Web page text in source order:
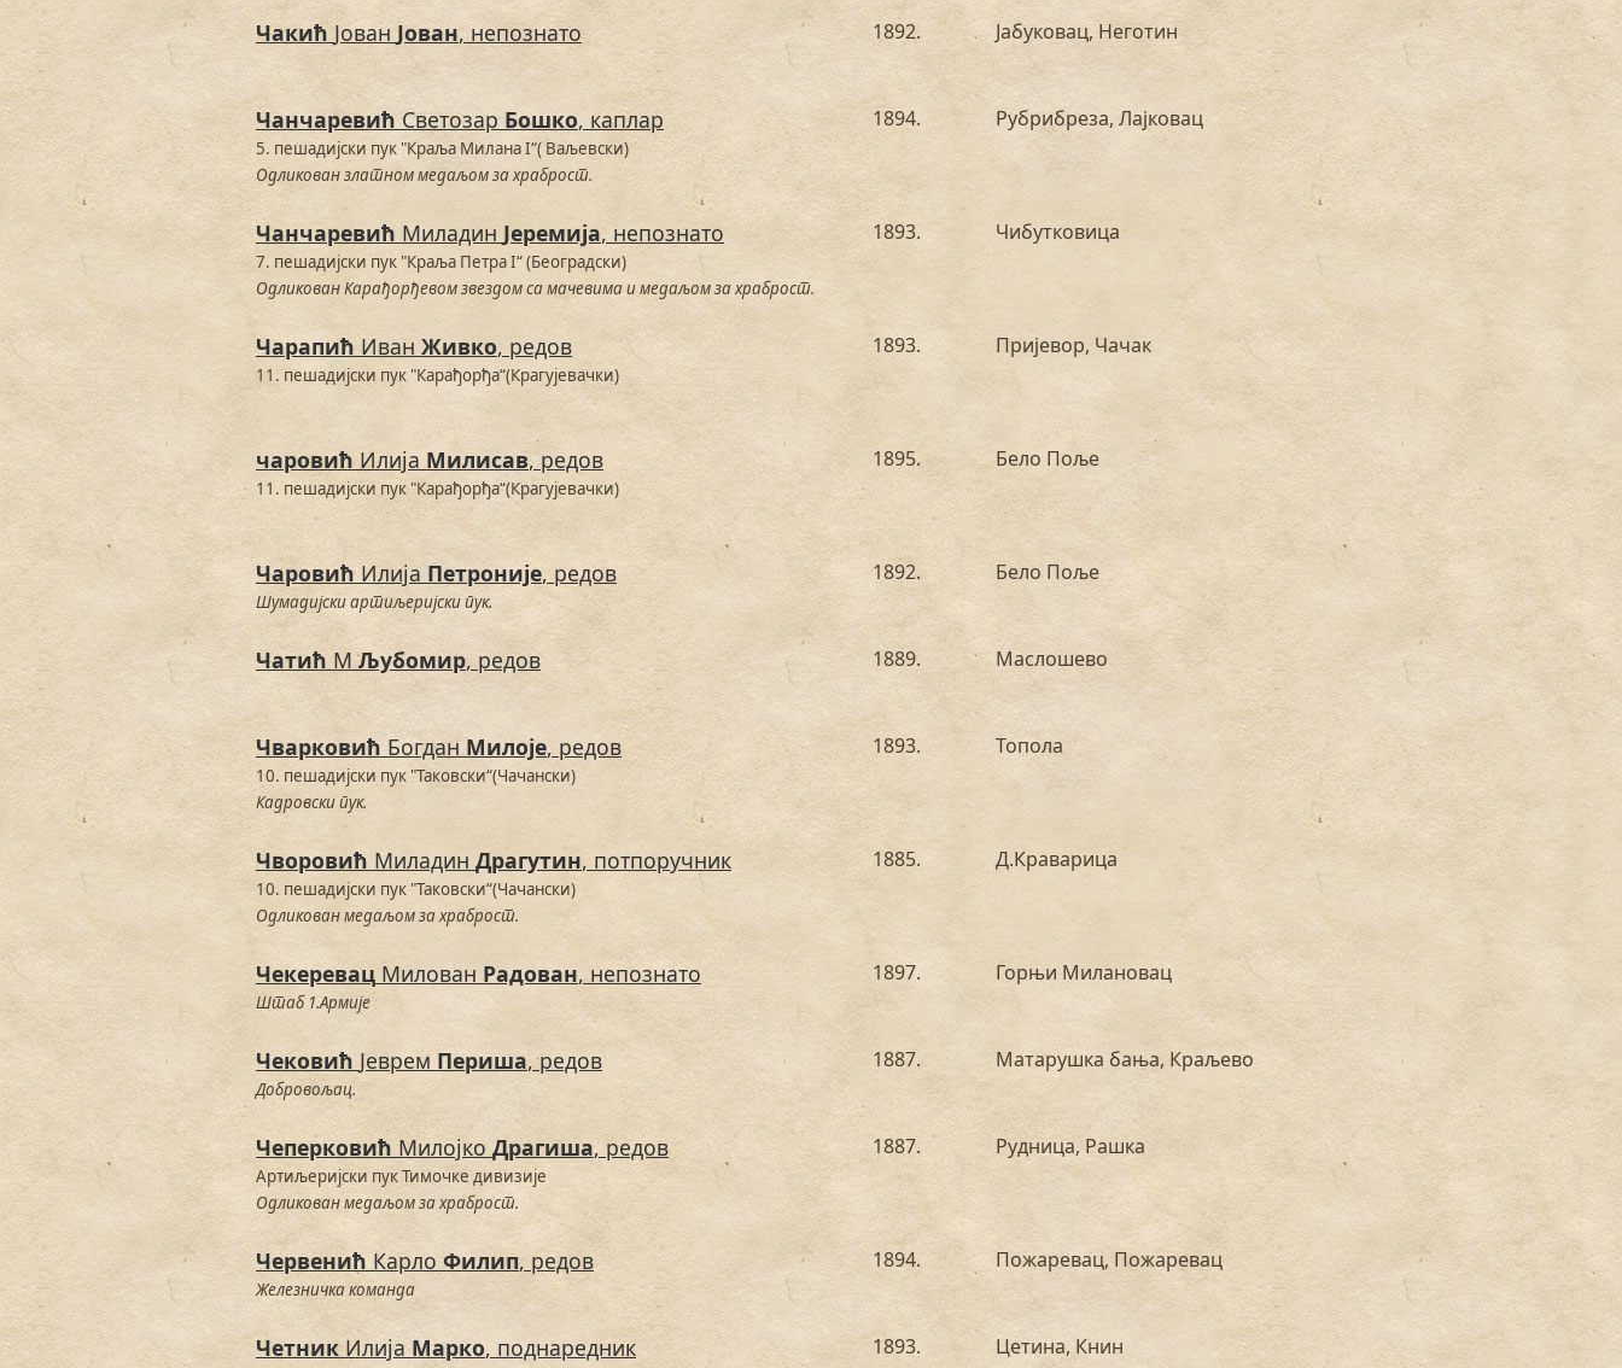
Чакић Јован Јован, непознато 1892. Јабуковац, Неготин
Чанчаревић Светозар Бошко, каплар
5. пешадијски пук "Краља Милана I“( Ваљевски)
Одликован златном медаљом за храброст.
1894. Рубрибреза, Лајковац
Чанчаревић Миладин Јеремија, непознато
7. пешадијски пук "Краља Петра I“ (Београдски)
Одликован Карађорђевом звездом са мачевима и медаљом за храброст.
1893. Чибутковица
Чарапић Иван Живко, редов
11. пешадијски пук "Карађорђа“(Крагујевачки)
1893. Пријевор, Чачак
чаровић Илија Милисав, редов
11. пешадијски пук "Карађорђа“(Крагујевачки)
1895. Бело Поље
Чаровић Илија Петроније, редов
Шумадијски артиљеријски пук.
1892. Бело Поље
Чатић МЉубомир, редов 1889. Маслошево
Чварковић БогданМилоје, редов
10. пешадијски пук "Таковски“(Чачански)
Кадровски пук.
1893. Топола
Чворовић Миладин Драгутин, потпоручник
10. пешадијски пук "Таковски“(Чачански)
Одликован медаљом за храброст.
1885. Д.Краварица
Чекеревац Милован Радован, непознато
Штаб 1.Армије
1897. Горњи Милановац
Чековић Јеврем Периша, редов
Добровољац.
1887. Матарушка бања, Краљево
Чеперковић Милојко Драгиша, редов
Артиљеријски пук Тимочке дивизије
Одликован медаљом за храброст.
1887. Рудница, Рашка
Червенић Карло Филип, редов
Железничка команда
1894. Пожаревац, Пожаревац
Четник ИлијаМарко, поднаредник 1893. Цетина, Книн